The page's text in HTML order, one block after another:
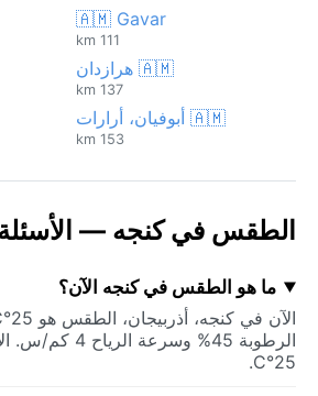
🇦🇲 Gavar
111 km
🇦🇲 هرازدان
137 km
🇦🇲 أبوفيان، أرارات
153 km
الطقس في كنجه — الأسئلة
ما هو الطقس في كنجه الآن؟
الرطوبة 45%
25°C.